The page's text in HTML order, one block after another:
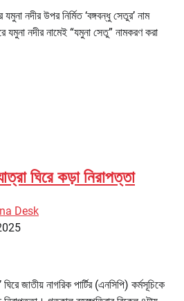
যমুনা নদীর উপর নির্মিত ‘বঙ্গবন্ধু সেতুর’ নাম
যমুনা নদীর নামেই “যমুনা সেতু” নামকরণ করা
ঘিরে কড়া নিরাপত্তা
Desk
জাতীয় নাগরিক পার্টির (এনসিপি) কর্মসূচিকে